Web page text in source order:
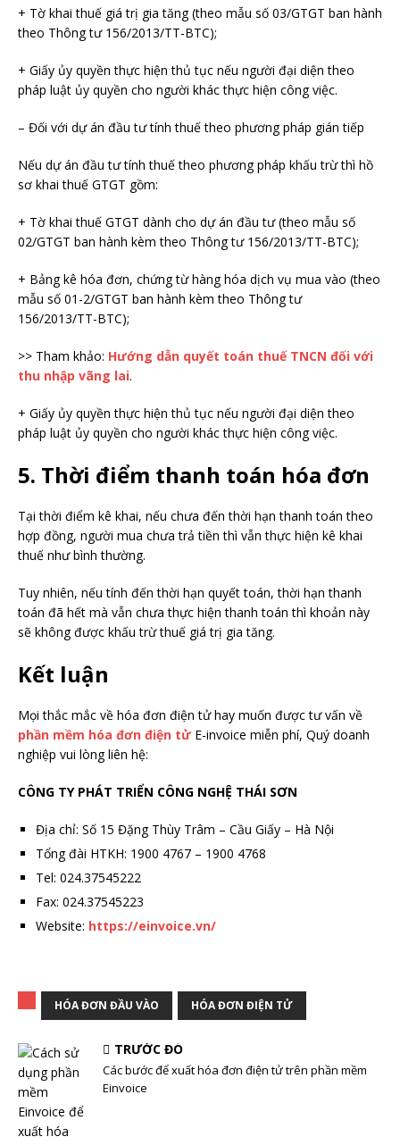
+ Tờ khai thuế giá trị gia tăng (theo mẫu số 03/GTGT ban hành
theo Thông tư 156/2013/TT-BTC);
+ Giấy ủy quyền thực hiện thủ tục nếu người đại diện theo
pháp luật ủy quyền cho người khác thực hiện công việc.
– Đối với dự án đầu tư tính thuế theo phương pháp gián tiếp
Nếu dự án đầu tư tính thuế theo phương pháp khấu trừ thì hồ
sơ khai thuế GTGT gồm:
+ Tờ khai thuế GTGT dành cho dự án đầu tư (theo mẫu số
02/GTGT ban hành kèm theo Thông tư 156/2013/TT-BTC);
+ Bảng kê hóa đơn, chứng từ hàng hóa dịch vụ mua vào (theo
mẫu số 01-2/GTGT ban hành kèm theo Thông tư
156/2013/TT-BTC);
>> Tham khảo: Hướng dẫn quyết toán thuế TNCN đối với
thu nhập vãng lai.
+ Giấy ủy quyền thực hiện thủ tục nếu người đại diện theo
pháp luật ủy quyền cho người khác thực hiện công việc.
5. Thời điểm thanh toán hóa đơn
Tại thời điểm kê khai, nếu chưa đến thời hạn thanh toán theo
hợp đồng, người mua chưa trả tiền thì vẫn thực hiện kê khai
thuế như bình thường.
Tuy nhiên, nếu tính đến thời hạn quyết toán, thời hạn thanh
toán đã hết mà vẫn chưa thực hiện thanh toán thì khoản này
sẽ không được khấu trừ thuế giá trị gia tăng.
Kết luận
Mọi thắc mắc về hóa đơn điện tử hay muốn được tư vấn về
phần mềm hóa đơn điện tửE-invoice miễn phí, Quý doanh
nghiệp vui lòng liên hệ:
CÔNG TY PHÁT TRIỂN CÔNG NGHỆ THÁI SƠN
Địa chỉ: Số 15 Đặng Thùy Trâm – Cầu Giấy – Hà Nội
Tổng đài HTKH: 1900 4767 – 1900 4768
Tel: 024.37545222
Fax: 024.37545223
Website: https://einvoice.vn/
HÓA ĐƠN ĐẦU VÀO HÓA ĐƠN ĐIỆN TỬ
TRƯỚC ĐÓ
Các bước để xuất hóa đơn điện tử trên phần mềm
Einvoice